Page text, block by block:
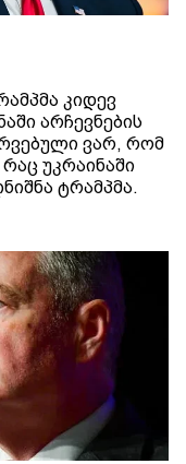
კიდევ
არჩევნების
ვარ, რომ
უკრაინაში
ტრამპმა.